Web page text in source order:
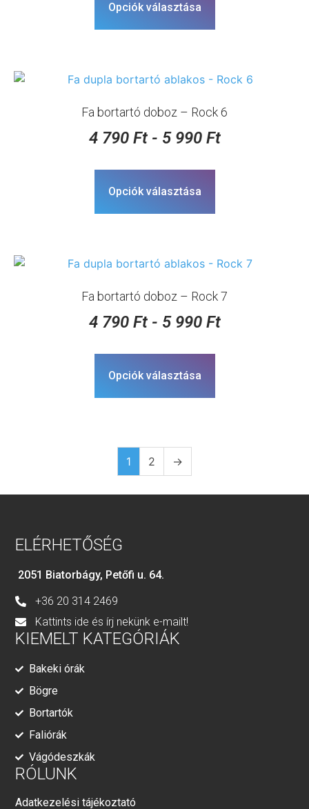
Opciók választása
Fa bortartó doboz – Rock 6
4 790 Ft- 5 990 Ft
Opciók választása
Fa bortartó doboz – Rock 7
4 790 Ft- 5 990 Ft
Opciók választása
1 2 →
ELÉRHETŐSÉG
2051 Biatorbágy, Petőfi u. 64.
+36 20 314 2469
Kattints ide és írj nekünk e-mailt!
KIEMELT KATEGÓRIÁK
Bakeki órák
Bögre
Bortartók
Faliórák
Vágódeszkák
RÓLUNK
Adatkezelési tájékoztató